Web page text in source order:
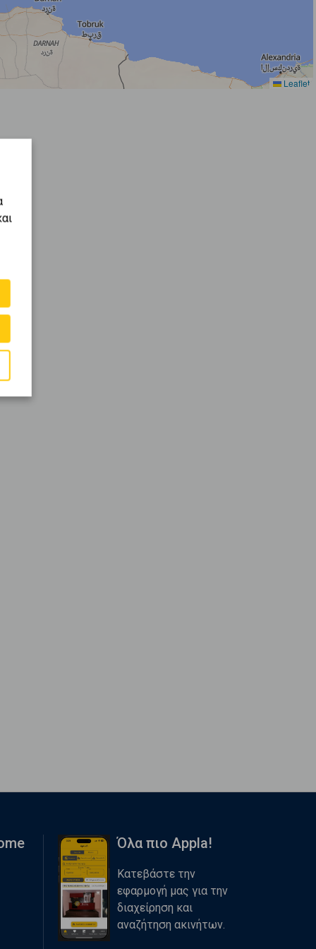
Leaflet
Όλα πιο Appla!
Κατεβάστε την
εφαρμογή μας για την
διαχείρηση και
αναζήτηση ακινήτων.